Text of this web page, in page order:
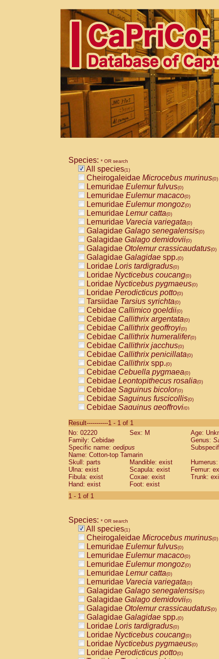
Species: * OR search
All species(1)
Cheirogaleidae Microcebus murinus(0)
Lemuridae Eulemur fulvus(0)
Lemuridae Eulemur macaco(0)
Lemuridae Eulemur mongoz(0)
Lemuridae Lemur catta(0)
Lemuridae Varecia variegata(0)
Galagidae Galago senegalensis(0)
Galagidae Galago demidovii(0)
Galagidae Otolemur crassicaudatus(0)
Galagidae Galagidae spp.(0)
Loridae Loris tardigradus(0)
Loridae Nycticebus coucang(0)
Loridae Nycticebus pygmaeus(0)
Loridae Perodicticus potto(0)
Tarsiidae Tarsius syrichta(0)
Cebidae Callimico goeldii(0)
Cebidae Callithrix argentata(0)
Cebidae Callithrix geoffroyi(0)
Cebidae Callithrix humeralifer(0)
Cebidae Callithrix jacchus(0)
Cebidae Callithrix penicillata(0)
Cebidae Callithrixspp.(0)
Cebidae Cebuella pygmaea(0)
Cebidae Leontopithecus rosalia(0)
Cebidae Saguinus bicolor(0)
Cebidae Saguinus fuscicollis(0)
Cebidae Saguinus geoffroyi(0)
CebidaeSaguinus labiatus(0)
Cebidae Saguinus leucopus (0)
Cebidae
CebidaeSaguinus mystax
Cebidae Saguinus nigricollis (0)
Cebidae Saguinus oedipus
Cebidae Saguinus weddelli
Cebidae Saguinusspp.
Cebidae
CebidaeCebus capucinus
CebidaeCebus nigrivittatus
CebidaeCebus spp.(0)
CebidaeSaimiri boliviensis(0)
CebidaeSaimiri sciureus(0)
AtelidaeAlouatta caraya(0)
AtelidaeAlouatta fusca(0)
AtelidaeAlouatta seniculus(0)
AtelidaeAlouattaspp.(0)
AtelidaeAteles belzebuth(0)
AtelidaeAteles geoffroyi(0)
AtelidaeAteles paniscus(0)
AtelidaeAtelesspp.(0)
AtelidaeLagothrix lagothricha(0)
AtelidaeLagothrix lagothricha cana
PitheciidaeCacajao calvus
Result-----------1 - 1 of 1
No: 02220
Sex: M
Age:
Family: Cebidae
Genus:
Specific name: oedipus
Name: Cotton-top Tamarin
Skull: parts
Mandible: exist
Ulna: exist
Scapula: exist
Femur:
Fibula: exist
Coxae: exist
Trunk:
Hand: exist
Foot: exist
1 - 1 of 1
Species: * OR search
All species(1)
Cheirogaleidae Microcebus murinus(0)
Lemuridae Eulemur fulvus(0)
Lemuridae Eulemur macaco(0)
Lemuridae Eulemur mongoz(0)
Lemuridae Lemur catta(0)
Lemuridae Varecia variegata(0)
Galagidae Galago senegalensis(0)
Galagidae Galago demidovii(0)
Galagidae Otolemur crassicaudatus(0)
Galagidae Galagidae spp.(0)
Loridae Loris tardigradus(0)
Loridae Nycticebus coucang(0)
Loridae Nycticebus pygmaeus(0)
Loridae Perodicticus potto(0)